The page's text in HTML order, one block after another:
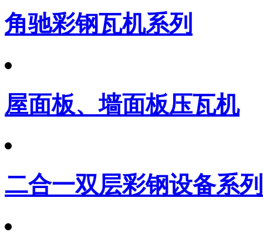
角驰彩钢瓦机系列
屋面板、墙面板压瓦机
二合一双层彩钢设备系列